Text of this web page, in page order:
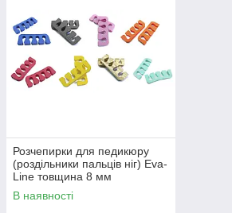
Розчепирки для педикюру
(роздільники пальців ніг) Eva-
Line товщина 8 мм
В наявності